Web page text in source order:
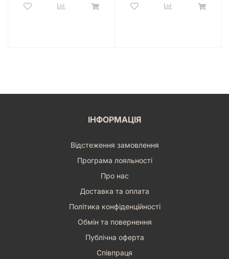
Stacks) чекає на вас, щоб кинути виклик вашим
архітектурним здібностям та подарувати масу позитивних
ІНФОРМАЦІЯ
Відстеження замовлення
Програма лояльності
Про нас
Доставка та оплата
Політика конфіденційності
Обмін та повернення
Публічна оферта
Співпраця